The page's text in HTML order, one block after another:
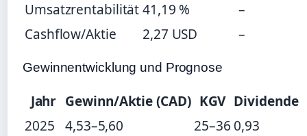
Umsatzrentabilität41,19 %
–
Cashflow/Aktie
2,27 USD –
Gewinnentwicklung und Prognose
Jahr Gewinn/Aktie (CAD) KGV Dividende
2025
4,53–5,60 25–36 0,93